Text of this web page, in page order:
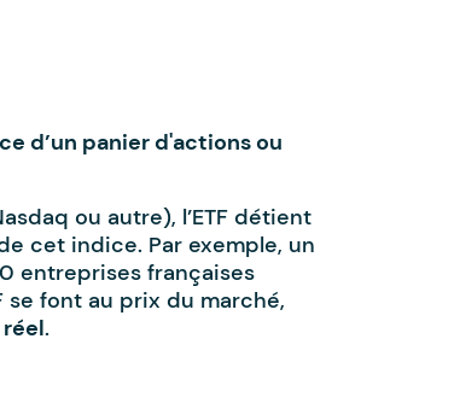
d’un panier d'actions ou
ou autre), l’ETF détient
cet indice. Par exemple, un
entreprises françaises
se font au prix du marché,
.